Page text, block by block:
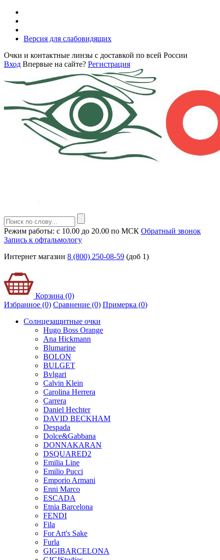
Версия для слабовидящих
Очки и контактные линзы с доставкой по всей России
Вход Впервые на сайте? Регистрация
Режим работы: с 10.00 до 20.00 по МСК Обратный звонок
Запись к офтальмологу
Интернет магазин 8 (800) 250-08-59 (доб 1)
Корзина (0)
Избранное (0) Сравнение (0) Примерка (0)
Солнцезащитные очки
Hugo Boss Orange
Ana Hickmann
Blumarine
BOLON
BULGET
Bvlgari
Calvin Klein
Carolina Herrera
Carrera
Daniel Hechter
DAVID BECKHAM
Despada
Dolce&Gabbana
DONNAKARAN
DSQUARED2
Emilia Line
Emilio Pucci
Emporio Armani
Enni Marco
ESCADA
Etnia Barcelona
FENDI
Fila
For Art's Sake
Furla
GIGIBARCELONA